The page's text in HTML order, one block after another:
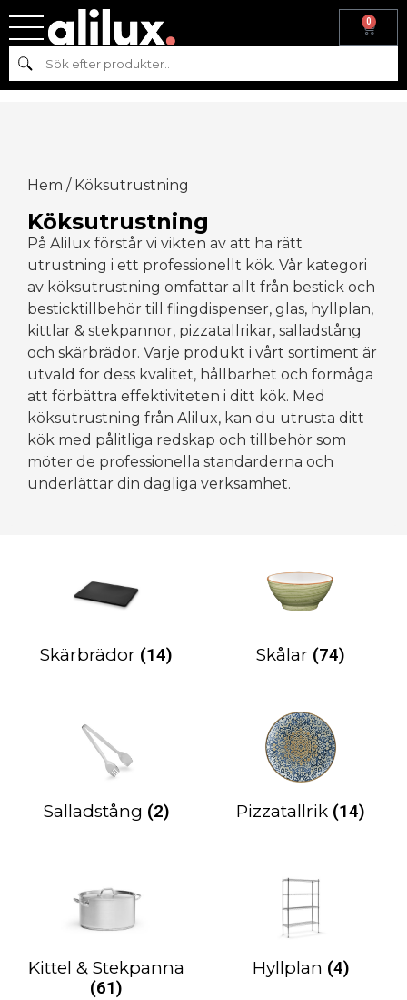
0
Sök
Hem / Köksutrustning
Köksutrustning
På Alilux förstår vi vikten av att ha rätt
utrustning i ett professionellt kök. Vår kategori
av köksutrustning omfattar allt från bestick och
besticktillbehör till flingdispenser, glas, hyllplan,
kittlar & stekpannor, pizzatallrikar, salladstång
och skärbrädor. Varje produkt i vårt sortiment är
utvald för dess kvalitet, hållbarhet och förmåga
att förbättra effektiviteten i ditt kök. Med
köksutrustning från Alilux, kan du utrusta ditt
kök med pålitliga redskap och tillbehör som
möter de professionella standarderna och
underlättar din dagliga verksamhet.
Skärbrädor (14) Skålar (74)
Salladstång (2) Pizzatallrik (14)
Kittel & Stekpanna
(61)
Hyllplan (4)